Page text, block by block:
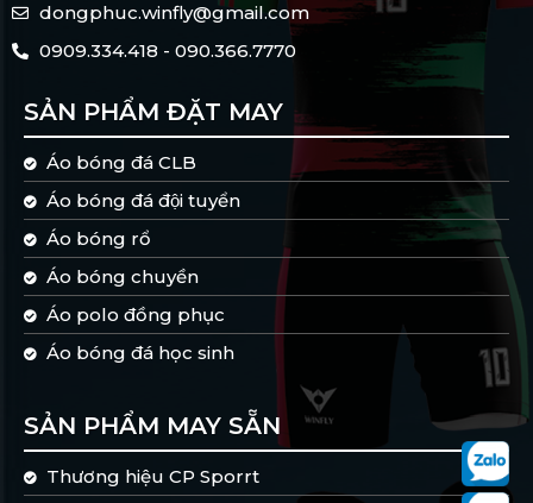
dongphuc.winfly@gmail.com
0909.334.418 - 090.366.7770
SẢN PHẨM ĐẶT MAY
Áo bóng đá CLB
Áo bóng đá đội tuyển
Áo bóng rổ
Áo bóng chuyền
Áo polo đồng phục
Áo bóng đá học sinh
SẢN PHẨM MAY SẴN
Thương hiệu CP Sporrt